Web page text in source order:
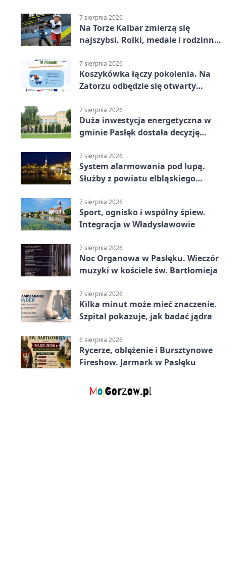
7 sierpnia 2026
Na Torze Kalbar zmierzą się
najszybsi. Rolki, medale i rodzinna
7 sierpnia 2026
Koszykówka łączy pokolenia. Na
Zatorzu odbędzie się otwarty
7 sierpnia 2026
Duża inwestycja energetyczna w
gminie Pasłęk dostała decyzję
7 sierpnia 2026
System alarmowania pod lupą.
Służby z powiatu elbląskiego
7 sierpnia 2026
Sport, ognisko i wspólny śpiew.
Integracja w Władysławowie
7 sierpnia 2026
Noc Organowa w Pasłęku. Wieczór
muzyki w kościele św. Bartłomieja
7 sierpnia 2026
Kilka minut może mieć znaczenie.
Szpital pokazuje, jak badać jądra
6 sierpnia 2026
Rycerze, oblężenie i Bursztynowe
Fireshow. Jarmark w Pasłęku